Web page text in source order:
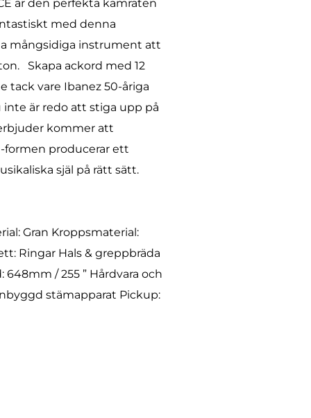
är den perfekta kamraten
med denna
mångsidiga instrument att
Skapa ackord med 12
tack vare Ibanez 50-åriga
är redo att stiga upp på
kommer att
formen producerar ett
själ på rätt sätt.
Gran Kroppsmaterial:
Ringar Hals & greppbräda
/ 255 ” Hårdvara och
stämapparat Pickup: